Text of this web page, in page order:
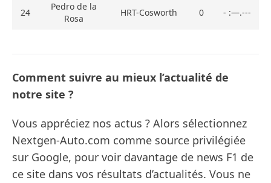
24
Pedro de la
Rosa
HRT-Cosworth 0 - :—.---
Comment suivre au mieux l’actualité de
notre site ?
Vous appréciez nos actus ? Alors sélectionnez
Nextgen-Auto.com comme source privilégiée
sur Google, pour voir davantage de news F1 de
ce site dans vos résultats d’actualités. Vous ne